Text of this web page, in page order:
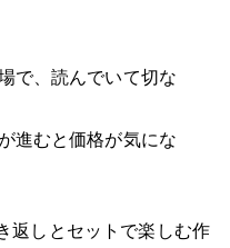
で、読んでいて切な
進むと価格が気にな
返しとセットで楽しむ作